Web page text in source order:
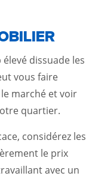
dissuade les
vous faire
marché et voir
quartier.
considérez les
le prix
avec un